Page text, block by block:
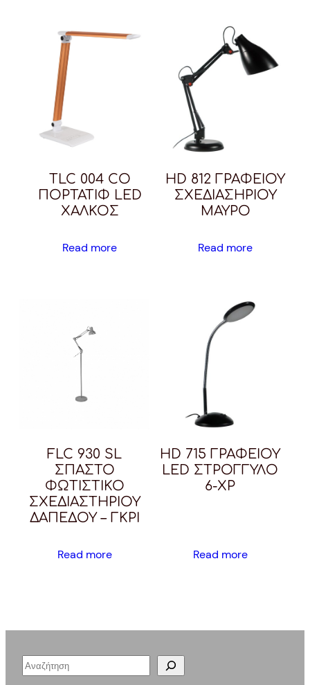
TLC 004 CO
ΠΟΡΤΑΤΙΦ LED
ΧΑΛΚΟΣ
Read more
HD 812 ΓΡΑΦΕΙΟΥ
ΣΧΕΔΙΑΣΗΡΙΟΥ
ΜΑΥΡΟ
Read more
FLC 930 SL
ΣΠΑΣΤΟ
ΦΩΤΙΣΤΙΚΟ
ΣΧΕΔΙΑΣΤΗΡΙΟΥ
ΔΑΠΕΔΟΥ – ΓΚΡΙ
Read more
HD 715 ΓΡΑΦΕΙΟΥ
LED ΣΤΡΟΓΓΥΛΟ
6-ΧΡ
Read more
S